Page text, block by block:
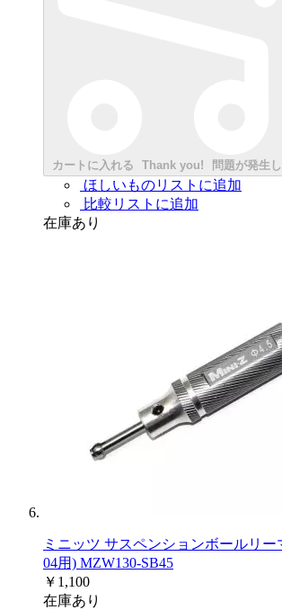
カートに入れる Thank you! 問題が発生
ほしいものリストに追加
比較リストに追加
在庫あり
ミニッツ サスペンションボールリー
04用) MZW130-SB45
￥1,100
在庫あり